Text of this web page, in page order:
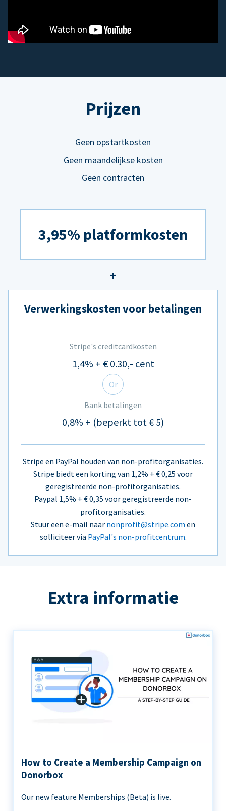
Prijzen
Geen opstartkosten
Geen maandelijkse kosten
Geen contracten
3,95% platformkosten
Verwerkingskosten voor betalingen
Stripe's creditcardkosten
1,4% + € 0.30,- cent
Or
Bank betalingen
0,8% + (beperkt tot € 5)
Stripe en PayPal houden van non-profitorganisaties.
Stripe biedt een korting van 1,2% + € 0,25 voor
geregistreerde non-profitorganisaties.
Paypal 1,5% + € 0,35 voor geregistreerde non-
profitorganisaties.
Stuur een e-mail naar nonprofit@stripe.com en
solliciteer via PayPal's non-profitcentrum.
Extra informatie
How to Create a Membership Campaign on
Donorbox
Our new feature Memberships (Beta) is live.